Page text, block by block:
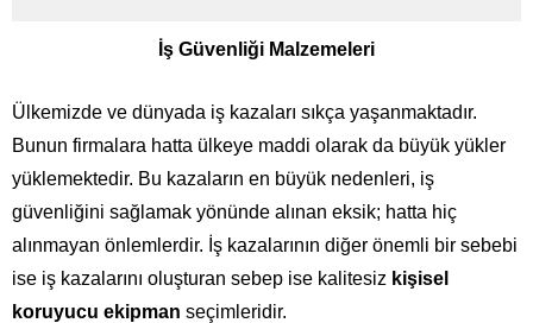
İş Güvenliği Malzemeleri
Ülkemizde ve dünyada iş kazaları sıkça yaşanmaktadır.
Bunun firmalara hatta ülkeye maddi olarak da büyük yükler
yüklemektedir. Bu kazaların en büyük nedenleri, iş
güvenliğini sağlamak yönünde alınan eksik; hatta hiç
alınmayan önlemlerdir. İş kazalarının diğer önemli bir sebebi
ise iş kazalarını oluşturan sebep ise kalitesiz kişisel
koruyucu ekipman seçimleridir.